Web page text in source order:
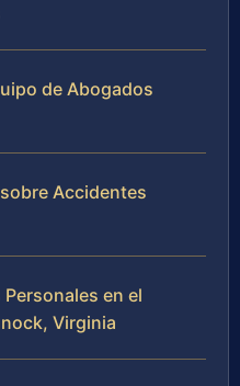
de Abogados
Accidentes
en el
Virginia